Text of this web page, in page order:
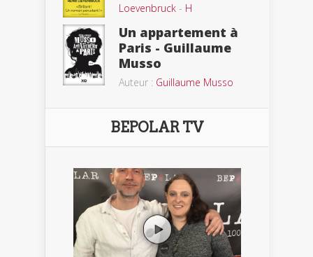
Loevenbruck - H
Un appartement à
Paris - Guillaume
Musso
Auteur : Guillaume Musso
BEPOLAR TV